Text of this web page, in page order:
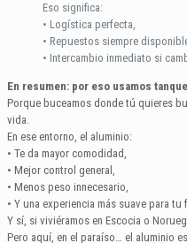
Eso significa:
• Logística perfecta,
• Repuestos siempre
• Intercambio inmediato si
En resumen: por eso usamos
Porque buceamos donde tú quieres
vida.
En ese entorno, el aluminio:
• Te da mayor comodidad,
• Mejor control general,
• Menos peso innecesario,
• Y una experiencia más suave para
Y sí, si viviéramos en Escocia o
Pero aquí, en el paraíso… el aluminio